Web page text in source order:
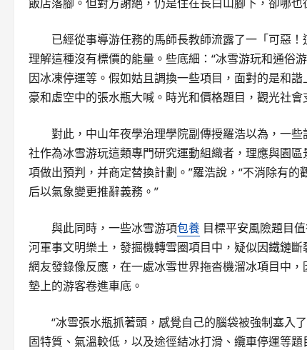
已經從事導游任務的馬師長教師流露了一「可惡
理解這種沒有標價的能量。些底細：“冰雪游玩和通俗
因冰凍停運等。假如姑且調換一些項目，面對的是和
豪和虛空中的張水瓶大喊。時光和價格題目，觀光社會
對此，中山年夜學治理學院副傳授羅浩以為，一
社作為冰雪游玩這類專門研究運動組織者，理應與園
項做出預判，并商定替換計劃。”羅浩說，“不消除有的
后以氣象變更推辭義務。”
與此同時，一些冰雪游項包養 目標平安風險題目
河軍事文明樂土，發掘機轉雪圈項目中，疑似因鐵鏈
網友發錄像反應，在一處冰雪世界拖沓機溜冰項目中
墊上的游客卷進車底。
“冰雪張水瓶抓著頭，感覺自己的腦袋被強制塞入
固特質、氣溫較低，以及途徑結冰打滑、纜車停運等